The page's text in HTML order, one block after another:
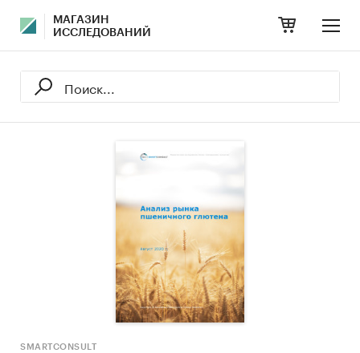
МАГАЗИН
ИССЛЕДОВАНИЙ
SMARTCONSULT